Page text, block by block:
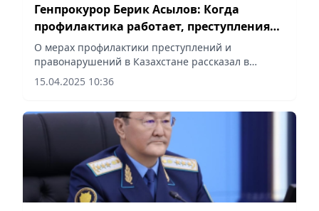
Генпрокурор Берик Асылов: Когда
профилактика работает, преступления
не совершаются
О мерах профилактики преступлений и
правонарушений в Казахстане рассказал в
соцсетях Генеральный прокурор Берик
Асылов, сообщает Vecher.kz.
15.04.2025 10:36